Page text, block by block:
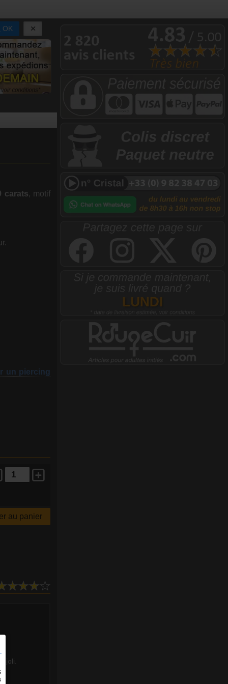
OK
carats, motif
un piercing
au panier
joli.